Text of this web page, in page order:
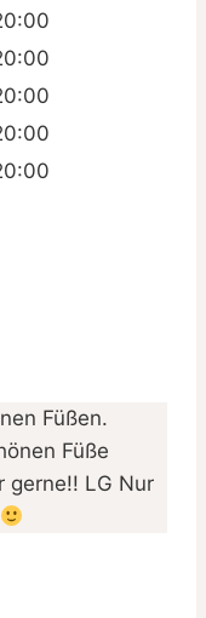
Füßen.
Füße
gerne!! LG Nur